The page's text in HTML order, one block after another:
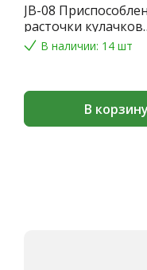
JB-08
расточки кулачков
токарного патрона
В наличии: 14 шт
В корзину